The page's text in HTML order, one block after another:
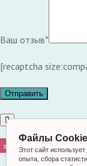
Ваш отзыв*
[recaptcha
Файлы Cookie
Этот сайт
опыта, сбора